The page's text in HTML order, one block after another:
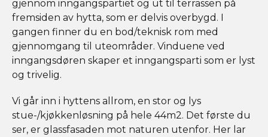
gjennom inngangspartiet og ut til terrassen på
fremsiden av hytta, som er delvis overbygd. I
gangen finner du en bod/teknisk rom med
gjennomgang til uteområder. Vinduene ved
inngangsdøren skaper et inngangsparti som er lyst
og trivelig.
Vi går inn i hyttens allrom, en stor og lys
stue-/kjøkkenløsning på hele 44m2. Det første du
ser, er glassfasaden mot naturen utenfor. Her lar